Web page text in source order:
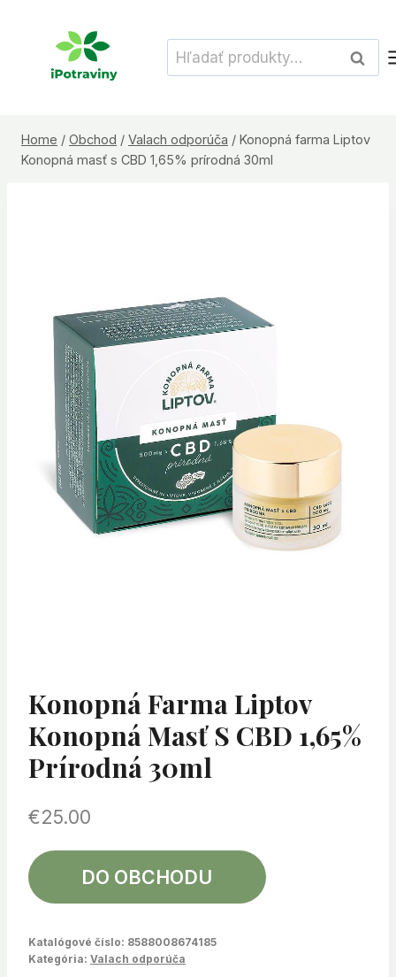
Hľadať:
Home / Obchod / Valach odporúča / Konopná farma Liptov
Konopná masť s CBD 1,65% prírodná 30ml
Konopná Farma Liptov
Konopná Masť S CBD 1,65%
Prírodná 30ml
€25.00
DO OBCHODU
Katalógové číslo: 8588008674185
Kategória: Valach odporúča